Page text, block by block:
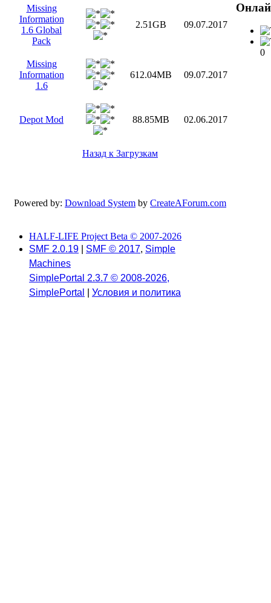
Missing
Information
1.6 Global
Pack
2.51GB 09.07.2017
Missing
Information
1.6
612.04MB 09.07.2017
Depot Mod 88.85MB 02.06.2017
Назад к Загрузкам
Powered by: Download System by CreateAForum.com
0
HALF-LIFE Project Beta © 2007-2026
SMF 2.0.19
SMF © 2017, Simple
Machines
SimplePortal 2.3.7 © 2008-2026,
SimplePortal
Условия и политика